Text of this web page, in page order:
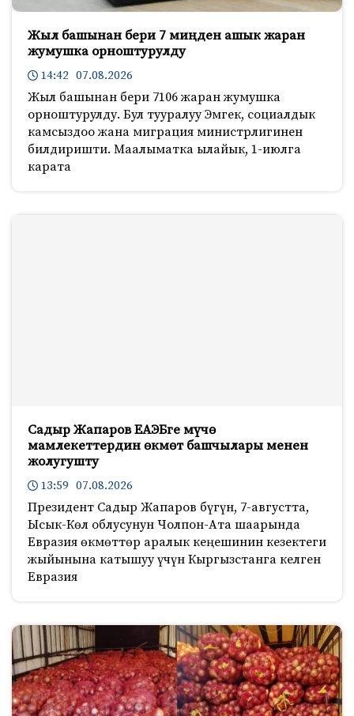
Жыл башынан бери 7 миңден ашык жаран
жумушка орноштурулду
14:42 07.08.2026
Жыл башынан бери 7106 жаран жумушка
орноштурулду. Бул тууралуу Эмгек, социалдык
камсыздоо жана миграция министрлигинен
билдиришти. Маалыматка ылайык, 1-июлга
карата
Садыр Жапаров ЕАЭБге мүчө
мамлекеттердин өкмөт башчылары менен
жолугушту
13:59 07.08.2026
Президент Садыр Жапаров бүгүн, 7-августта,
Ысык-Көл облусунун Чолпон-Ата шаарында
Евразия өкмөттөр аралык кеңешинин кезектеги
жыйынына катышуу үчүн Кыргызстанга келген
Евразия